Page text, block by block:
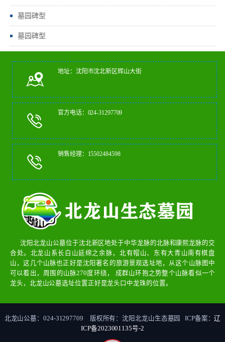
墓园碑型
墓园碑型
地址：沈阳市沈北新区辉山大街
官方电话：024-31297709
销售经理：15502484598
沈阳北龙山公墓位于沈北新区地处于中华龙脉的北脉和康熙龙脉的交
合处。北龙山系长白山延绵之余脉，北有帽山、东有大青山南有棋盘
山，这几个山脉也正好是沈阳著名的旅游景观选址地，从这个山脉图中
可以看出，周围的山脉270度环绕， 成群山环抱之势整个山脉看似一个
龙头，北龙山公墓选址位置正好是龙头口中龙珠的位置。
北龙山公墓：024-31297709 版权所有：沈阳北龙山生态墓园 ICP备案：辽
ICP备2023001135号-2